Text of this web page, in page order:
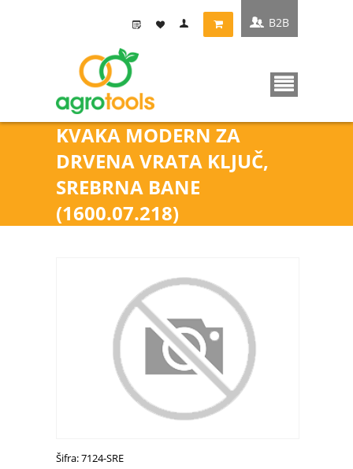
KVAKA MODERN ZA
DRVENA VRATA KLJUČ,
SREBRNA BANE
(1600.07.218)
B2B
Šifra: 7124-SRE